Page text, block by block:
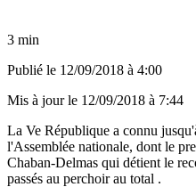
3 min
Publié le 12/09/2018 à 4:00
Mis à jour le 12/09/2018 à 7:44
La Ve République a connu
l'Assemblée nationale, dont le
Chaban-Delmas qui détient le
passés au perchoir au total .